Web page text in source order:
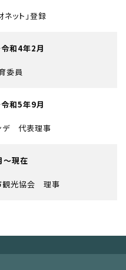
ット」登録
和4年2月
委員
和5年9月
デ 代表理事
～現在
観光協会 理事